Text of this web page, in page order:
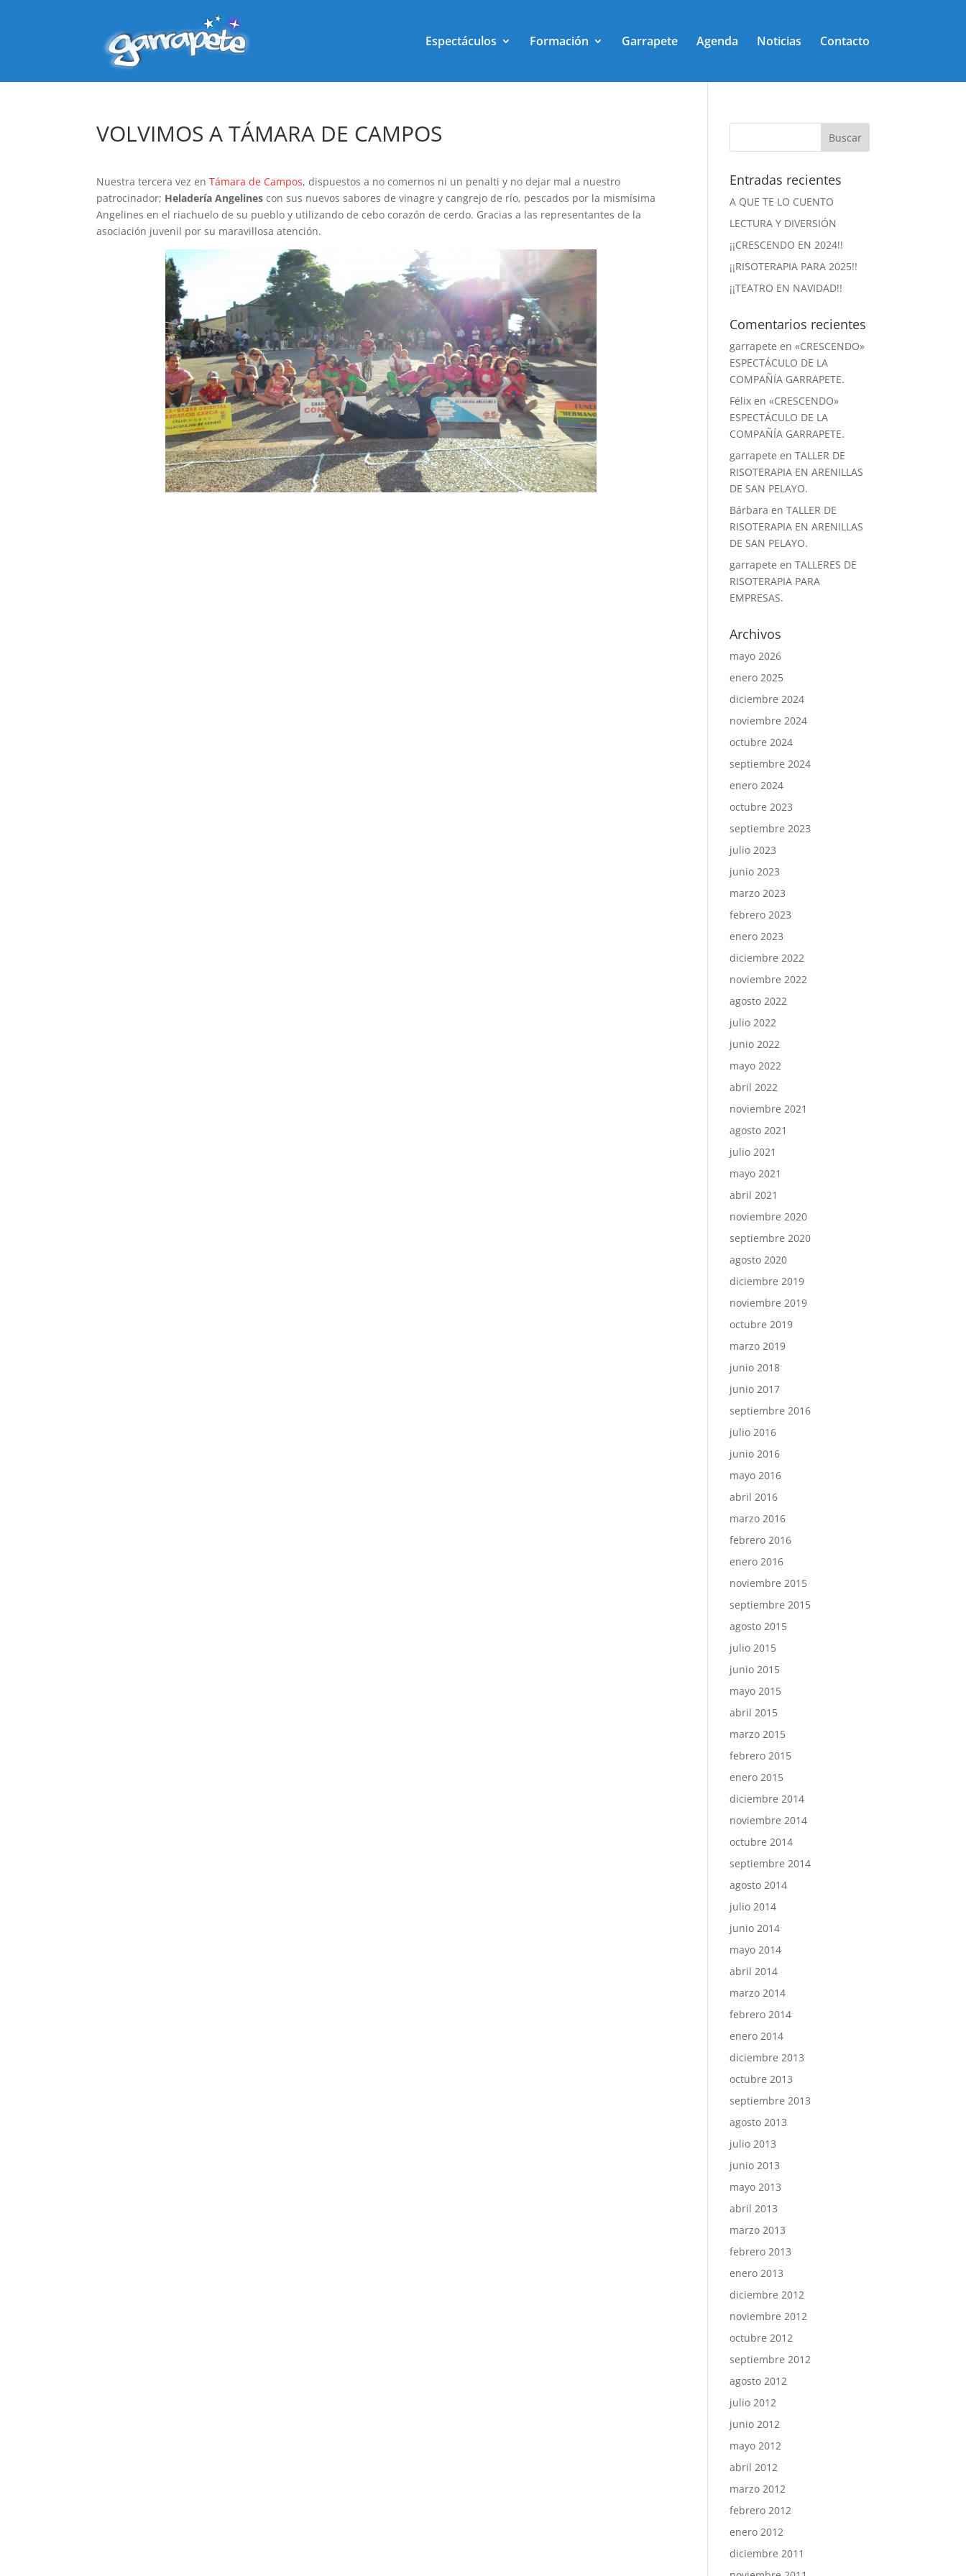
Espectáculos Formación Garrapete Agenda Noticias Contacto
VOLVIMOS A TÁMARA DE CAMPOS
Nuestra tercera vez enTámara de Campos, dispuestos a no comernos ni un penalti y no dejar mal a nuestro
patrocinador; Heladería Angelines con sus nuevos sabores de vinagre y cangrejo de río, pescados por la mismísima
Angelines en el riachuelo de su pueblo y utilizando de cebo corazón de cerdo. Gracias a las representantes de la
asociación juvenil por su maravillosa atención.
Entradas recientes
A QUE TE LO CUENTO
LECTURA Y DIVERSIÓN
¡¡CRESCENDO EN 2024!!
¡¡RISOTERAPIA PARA 2025!!
¡¡TEATRO EN NAVIDAD!!
Comentarios recientes
garrapete en«CRESCENDO»
ESPECTÁCULO DE LA
COMPAÑÍA GARRAPETE.
Félix en«CRESCENDO»
ESPECTÁCULO DE LA
COMPAÑÍA GARRAPETE.
garrapete enTALLER DE
RISOTERAPIA EN ARENILLAS
DE SAN PELAYO.
Bárbara enTALLER DE
RISOTERAPIA EN ARENILLAS
DE SAN PELAYO.
garrapete enTALLERES DE
RISOTERAPIA PARA
EMPRESAS.
Archivos
mayo 2026
enero 2025
diciembre 2024
noviembre 2024
octubre 2024
septiembre 2024
enero 2024
octubre 2023
septiembre 2023
julio 2023
junio 2023
marzo 2023
febrero 2023
enero 2023
diciembre 2022
noviembre 2022
agosto 2022
julio 2022
junio 2022
mayo 2022
abril 2022
noviembre 2021
agosto 2021
julio 2021
mayo 2021
abril 2021
noviembre 2020
septiembre 2020
agosto 2020
diciembre 2019
noviembre 2019
octubre 2019
marzo 2019
junio 2018
junio 2017
septiembre 2016
julio 2016
junio 2016
mayo 2016
abril 2016
marzo 2016
febrero 2016
enero 2016
noviembre 2015
septiembre 2015
agosto 2015
julio 2015
junio 2015
mayo 2015
abril 2015
marzo 2015
febrero 2015
enero 2015
diciembre 2014
noviembre 2014
octubre 2014
septiembre 2014
agosto 2014
julio 2014
junio 2014
mayo 2014
abril 2014
marzo 2014
febrero 2014
enero 2014
diciembre 2013
octubre 2013
septiembre 2013
agosto 2013
julio 2013
junio 2013
mayo 2013
abril 2013
marzo 2013
febrero 2013
enero 2013
diciembre 2012
noviembre 2012
octubre 2012
septiembre 2012
agosto 2012
julio 2012
junio 2012
mayo 2012
abril 2012
marzo 2012
febrero 2012
enero 2012
diciembre 2011